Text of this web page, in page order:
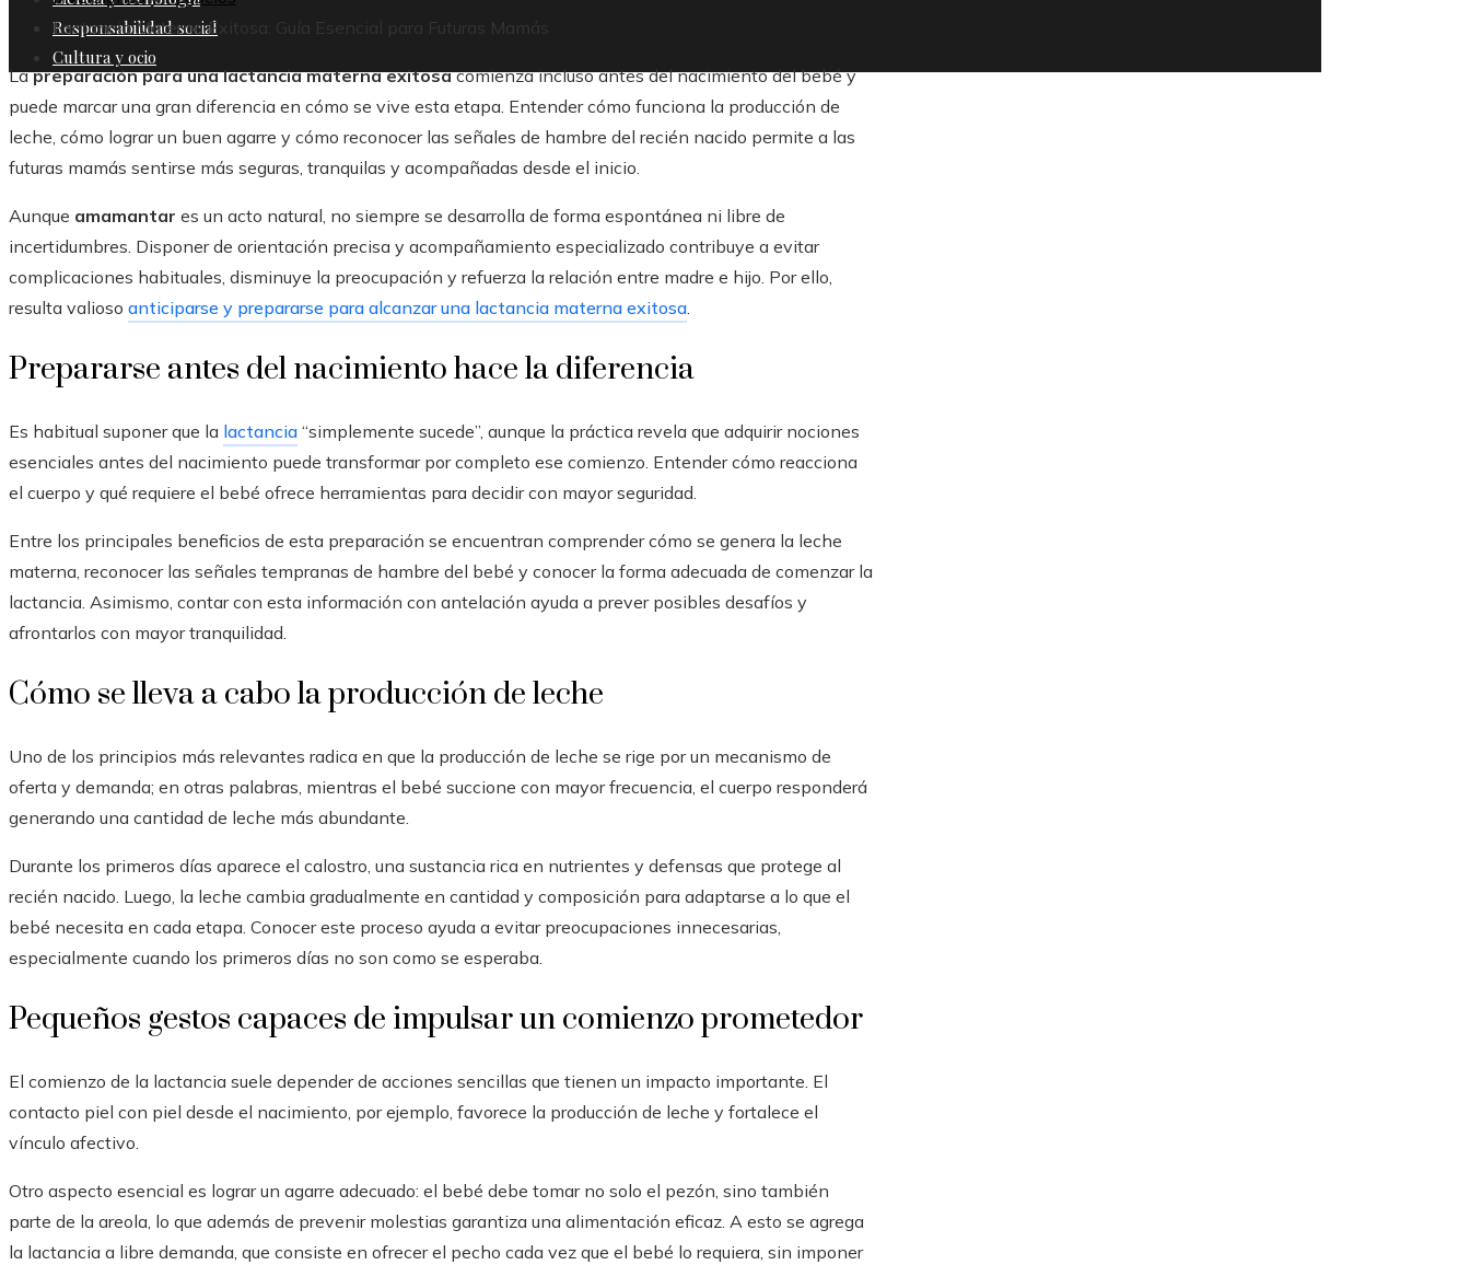
Responsabilidad social
Cultura y ocio
Lactancia Materna Exitosa: Guía Esencial para Futuras Mamás
Lapreparación para una lactancia materna exitosacomienza incluso antes del nacimiento del bebé y
puede marcar una gran diferencia en cómo se vive esta etapa. Entender cómo funciona la producción de
leche, cómo lograr un buen agarre y cómo reconocer las señales de hambre del recién nacido permite a las
futuras mamás sentirse más seguras, tranquilas y acompañadas desde el inicio.
Aunque amamantar es un acto natural, no siempre se desarrolla de forma espontánea ni libre de
incertidumbres. Disponer de orientación precisa y acompañamiento especializado contribuye a evitar
complicaciones habituales, disminuye la preocupación y refuerza la relación entre madre e hijo. Por ello,
resulta valioso anticiparse y prepararse para alcanzar una lactancia materna exitosa.
Prepararse antes del nacimiento hace la diferencia
Es habitual suponer que la lactancia “simplemente sucede”, aunque la práctica revela que adquirir nociones
esenciales antes del nacimiento puede transformar por completo ese comienzo. Entender cómo reacciona
el cuerpo y qué requiere el bebé ofrece herramientas para decidir con mayor seguridad.
Entre los principales beneficios de esta preparación se encuentran comprender cómo se genera la leche
materna, reconocer las señales tempranas de hambre del bebé y conocer la forma adecuada de comenzar la
lactancia. Asimismo, contar con esta información con antelación ayuda a prever posibles desafíos y
afrontarlos con mayor tranquilidad.
Cómo se lleva a cabo la producción de leche
Uno de los principios más relevantes radica en que la producción de leche se rige por un mecanismo de
oferta y demanda; en otras palabras, mientras el bebé succione con mayor frecuencia, el cuerpo responderá
generando una cantidad de leche más abundante.
Durante los primeros días aparece el calostro, una sustancia rica en nutrientes y defensas que protege al
recién nacido. Luego, la leche cambia gradualmente en cantidad y composición para adaptarse a lo que el
bebé necesita en cada etapa. Conocer este proceso ayuda a evitar preocupaciones innecesarias,
especialmente cuando los primeros días no son como se esperaba.
Pequeños gestos capaces de impulsar un comienzo prometedor
El comienzo de la lactancia suele depender de acciones sencillas que tienen un impacto importante. El
contacto piel con piel desde el nacimiento, por ejemplo, favorece la producción de leche y fortalece el
vínculo afectivo.
Otro aspecto esencial es lograr un agarre adecuado: el bebé debe tomar no solo el pezón, sino también
parte de la areola, lo que además de prevenir molestias garantiza una alimentación eficaz. A esto se agrega
la lactancia a libre demanda, que consiste en ofrecer el pecho cada vez que el bebé lo requiera, sin imponer